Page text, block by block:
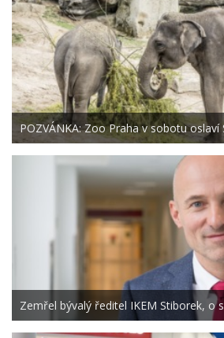
POZVÁNKA: Zoo Praha v sobotu
Zemřel bývalý ředitel IKEM Stiborek, o